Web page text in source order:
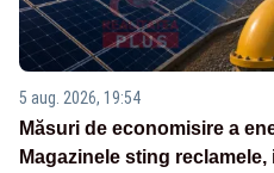
5 aug. 2026, 19:54
Măsuri de economisire a
Magazinele sting